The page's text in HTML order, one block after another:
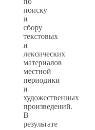
поиску
и
сбору
текстовых
и
лексических
материалов
местной
периодики
и
художественных
произведений.
В
результате